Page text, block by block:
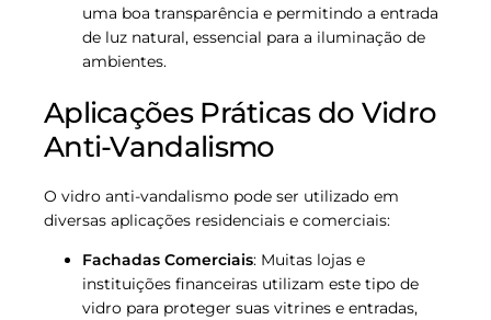
uma boa transparência e permitindo a entrada
de luz natural, essencial para a iluminação de
ambientes.
Aplicações Práticas do Vidro
Anti-Vandalismo
O vidro anti-vandalismo pode ser utilizado em
diversas aplicações residenciais e comerciais:
Fachadas Comerciais: Muitas lojas e
instituições financeiras utilizam este tipo de
vidro para proteger suas vitrines e entradas,